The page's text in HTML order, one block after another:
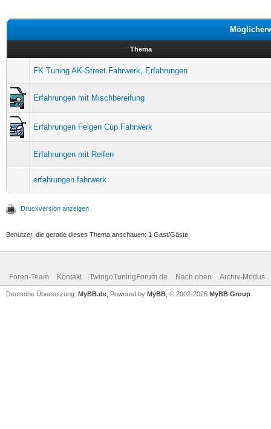
Thema
FK Tuning AK-Street Fahrwerk, Erfahrungen
Erfahrungen mit Mischbereifung
Erfahrungen Felgen Cup Fahrwerk
Erfahrungen mit Reifen
erfahrungen fahrwerk
Druckversion anzeigen
Benutzer, die gerade dieses Thema anschauen: 1 Gast/Gäste
Foren-Team Kontakt TwingoTuningForum.de Nach oben Archiv-Modus
Deutsche Übersetzung: MyBB.de , Powered by MyBB , © 2002-2026 MyBB Group